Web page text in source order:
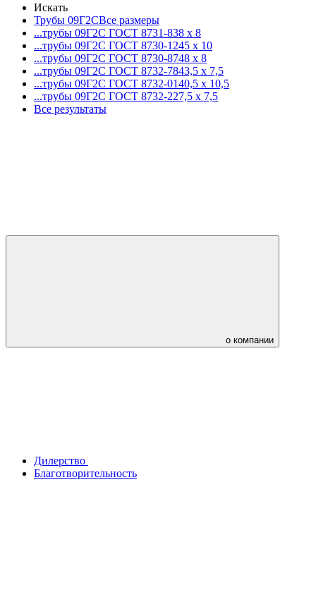
Искать
Трубы 09Г2СВсе размеры
...трубы 09Г2С ГОСТ 8731-838 x 8
...трубы 09Г2С ГОСТ 8730-1245 x 10
...трубы 09Г2С ГОСТ 8730-8748 x 8
...трубы 09Г2С ГОСТ 8732-7843,5 x 7,5
...трубы 09Г2С ГОСТ 8732-0140,5 x 10,5
...трубы 09Г2С ГОСТ 8732-227,5 x 7,5
Все результаты
о компании
Дилерство
Благотворительность